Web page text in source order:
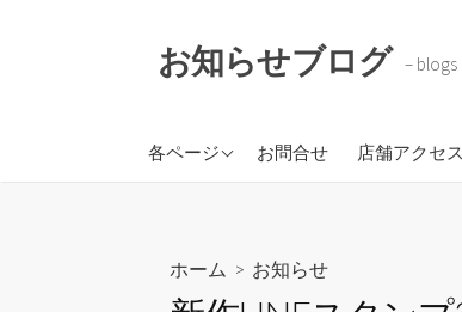
お知らせブログ –
各ページ
株式会社コンベックスコ
ソラのトケイ
お問合せ 店舗アクセス
ホーム > お知らせ